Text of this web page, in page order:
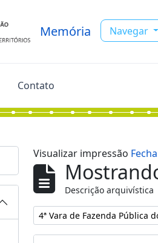
Memória Navegar
Contato
Visualizar impressão
Descrição arquivística
Remover filtro:
4ª Vara de Fazenda Pública